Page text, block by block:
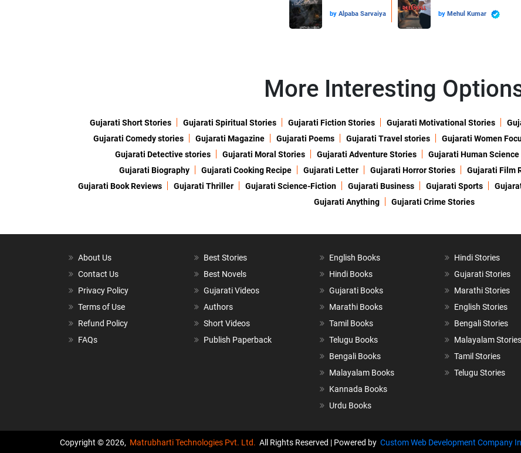
by Alpaba Sarvaiya by Mehul Kumar
More Interesting
Gujarati Short Stories Gujarati Spiritual Stories Gujarati Fiction Stories Gujarati Motivational Stories
Gujarati Comedy stories
Gujarati Magazine Gujarati Poems Gujarati Travel stories Gujarati Women
Gujarati Detective stories
Gujarati Moral Stories Gujarati Adventure Stories Gujarati Human Science
Gujarati Biography
Gujarati Cooking Recipe Gujarati Letter Gujarati Horror Stories Gujarati Film
Gujarati Book Reviews
Gujarati Thriller Gujarati Science-Fiction Gujarati Business Gujarati Sports
Gujarati Anything
Gujarati Crime Stories
About Us
Contact Us
Privacy Policy
Terms of Use
Refund Policy
FAQs
Best Stories
Best Novels
Gujarati Videos
Authors
Short Videos
Publish Paperback
English Books
Hindi Books
Gujarati Books
Marathi Books
Tamil Books
Telugu Books
Bengali Books
Malayalam Books
Kannada Books
Urdu Books
Hindi Stories
Gujarati Stories
Marathi Stories
English Stories
Bengali Stories
Malayalam Stories
Tamil Stories
Telugu Stories
Copyright © 2026, Matrubharti Technologies Pvt. Ltd. All Rights Reserved | Powered by Custom Web Development Company